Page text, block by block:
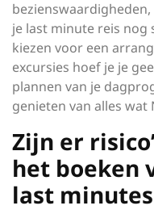
je last minute reis nog
kiezen voor een
excursies hoef je je
plannen van je
genieten van alles
Zijn er
het boeken
last